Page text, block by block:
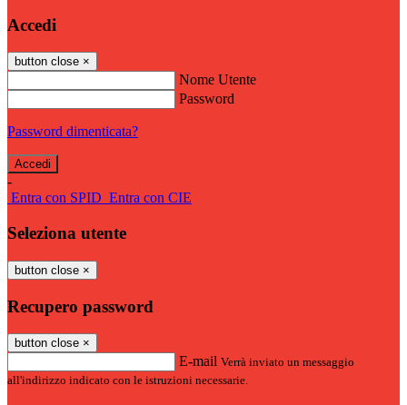
Accedi
button close ×
Nome Utente
Password
Password dimenticata?
-
Entra con SPID Entra con CIE
Seleziona utente
button close ×
Recupero password
button close ×
E-mail Verrà inviato un messaggio
all'indirizzo indicato con le istruzioni necessarie.